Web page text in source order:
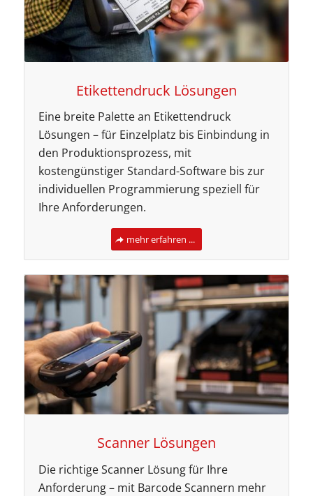
Etikettendruck Lösungen
Eine breite Palette an Etikettendruck
Lösungen – für Einzelplatz bis Einbindung in
den Produktionsprozess, mit
kostengünstiger Standard-Software bis zur
individuellen Programmierung speziell für
Ihre Anforderungen.
mehr erfahren ...
Scanner Lösungen
Die richtige Scanner Lösung für Ihre
Anforderung – mit Barcode Scannern mehr